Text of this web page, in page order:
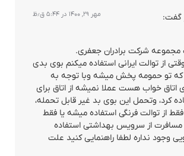
گفت: مهر ۲۹, ۱۴۰۰ در ۵:۴۴ ق٫ظ
شرکت برادران جعفری.
از توالت ایرانی استفاده میکنم بوی بدی
که تو حمومه پخش میشه وبا توجه به
اتاق خواب هست عملا نمیشه از اتاق برای
کرد، وتحمل این بوی بد غیر قابل تحمله،
از توالت فرنگی استفاده میشه یا فقط
مسافرت از سرویس بهداشتی استفاده
وجود نداره لطفا راهنمایی کنید علت